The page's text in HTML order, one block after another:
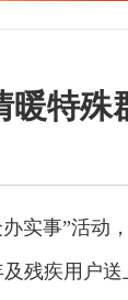
暖特殊
实事”活动
残疾用户